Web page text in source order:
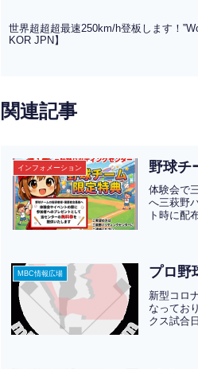
世界超超超最速250km/h登板します！
KOR JPN】
関連記事
インフォメーション 野球チ
体験会で
へ三萩野
ト時に配
MBC情報広場 プロ野
新型コロ
なってお
クス試合